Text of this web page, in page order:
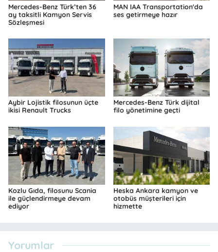
Mercedes-Benz Türk’ten 36
ay taksitli Kamyon Servis
Sözleşmesi
MAN IAA Transportation'da
ses getirmeye hazır
Aybir Lojistik filosunun üçte
ikisi Renault Trucks
Mercedes-Benz Türk dijital
filo yönetimine geçti
Kozlu Gıda, filosunu Scania
ile güçlendirmeye devam
ediyor
Heska Ankara kamyon ve
otobüs müşterileri için
hizmette
Yorumlar